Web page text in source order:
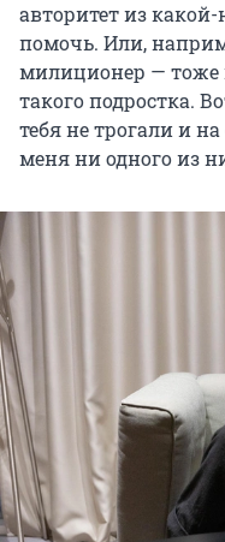
авторитет из
помочь. Или,
милиционер — тоже
такого подростка.
тебя не трогали и
меня ни одного из